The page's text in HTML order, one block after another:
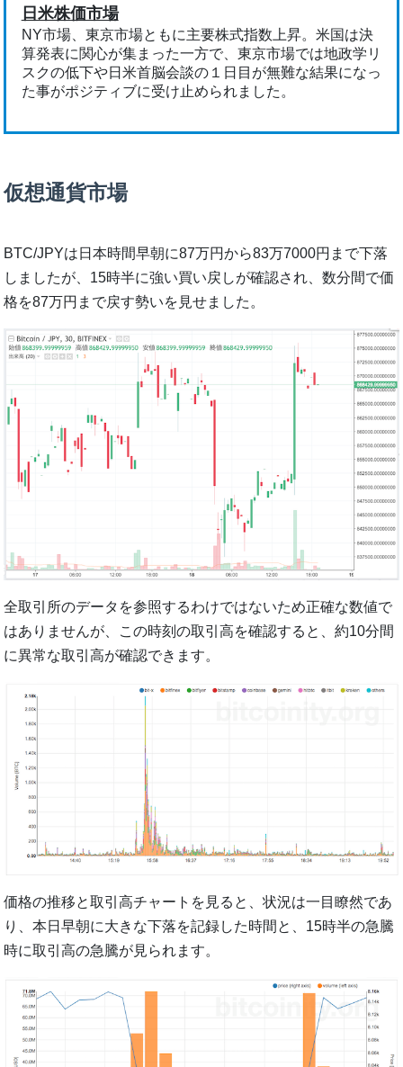
日米株価市場
NY市場、東京市場ともに主要株式指数上昇。米国は決
算発表に関心が集まった一方で、東京市場では地政学リ
スクの低下や日米首脳会談の１日目が無難な結果になっ
た事がポジティブに受け止められました。
仮想通貨市場
BTC/JPYは日本時間早朝に87万円から83万7000円まで下落
しましたが、15時半に強い買い戻しが確認され、数分間で価
格を87万円まで戻す勢いを見せました。
全取引所のデータを参照するわけではないため正確な数値で
はありませんが、この時刻の取引高を確認すると、約10分間
に異常な取引高が確認できます。
価格の推移と取引高チャートを見ると、状況は一目瞭然であ
り、本日早朝に大きな下落を記録した時間と、15時半の急騰
時に取引高の急騰が見られます。